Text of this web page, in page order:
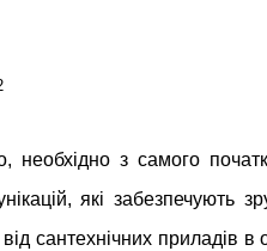
з самого
які забезпечують
сантехнічних приладів